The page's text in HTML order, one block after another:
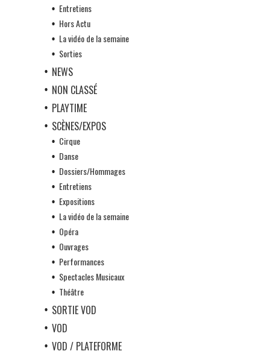
Entretiens
Hors Actu
La vidéo de la semaine
Sorties
NEWS
NON CLASSÉ
PLAYTIME
SCÈNES/EXPOS
Cirque
Danse
Dossiers/Hommages
Entretiens
Expositions
La vidéo de la semaine
Opéra
Ouvrages
Performances
Spectacles Musicaux
Théâtre
SORTIE VOD
VOD
VOD / PLATEFORME